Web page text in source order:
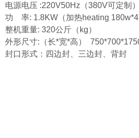
电源电压 :220V50Hz（380V可定制）
功 率: 1.8KW（加热heating 180w*4
整机重量: 320公斤（kg）
外形尺寸:（长*宽*高）
封口形式：四边封、三边封、背封